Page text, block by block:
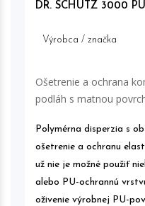
DR. SCHUTZ 3000
Výrobca / značka
Ošetrenie a ochrana
podláh s matnou
Polymérna disperzia s
ošetrenie a ochranu
už nie je možné použiť
alebo PU-ochrannú
oživenie výrobnej PU-